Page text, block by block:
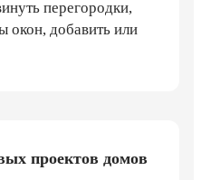
перегородки,
окон, добавить или
проектов домов